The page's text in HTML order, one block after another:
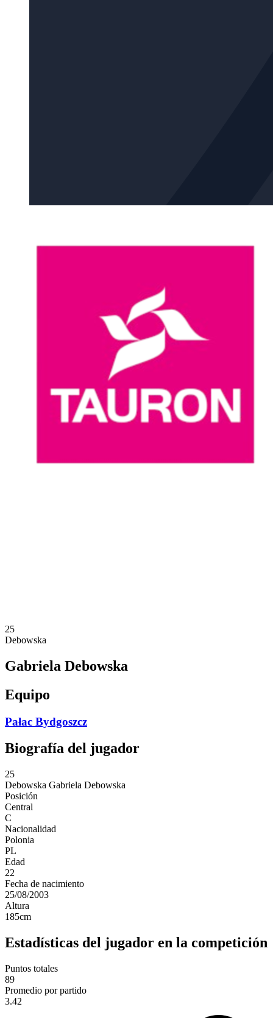
25
Debowska
Gabriela Debowska
Equipo
Pałac Bydgoszcz
Biografía del jugador
25
Debowska Gabriela Debowska
Posición
Central
C
Nacionalidad
Polonia
PL
Edad
22
Fecha de nacimiento
25/08/2003
Altura
185cm
Estadísticas del jugador en la competición
Puntos totales
89
Promedio por partido
3.42